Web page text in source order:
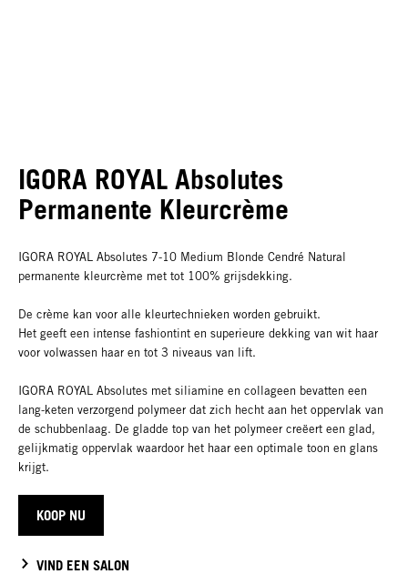
IGORA ROYAL Absolutes
Permanente Kleurcrème
IGORA ROYAL Absolutes 7-10 Medium Blonde Cendré Natural
permanente kleurcrème met tot 100% grijsdekking.
De crème kan voor alle kleurtechnieken worden gebruikt.
Het geeft een intense fashiontint en superieure dekking van wit haar
voor volwassen haar en tot 3 niveaus van lift.
IGORA ROYAL Absolutes met siliamine en collageen bevatten een
lang-keten verzorgend polymeer dat zich hecht aan het oppervlak van
de schubbenlaag. De gladde top van het polymeer creëert een glad,
gelijkmatig oppervlak waardoor het haar een optimale toon en glans
krijgt.
KOOP NU
VIND EEN SALON